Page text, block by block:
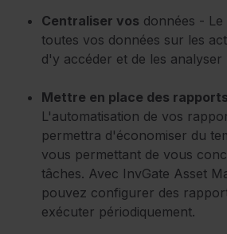
Centraliser vos données -
toutes vos données sur les
d'y accéder et de les analyser
Mettre en place des
L'automatisation de vos
permettra d'économiser du
vous permettant de vous
tâches. Avec InvGate Asset
pouvez configurer des
exécuter périodiquement.